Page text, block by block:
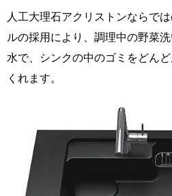
人工大理石アクリストンならで
ルの採用により、調理中の野菜
水で、シンクの中のゴミをどん
くれます。